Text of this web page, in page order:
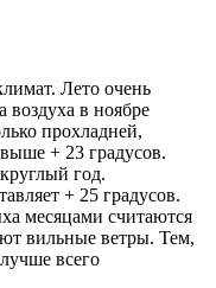
Лето очень
воздуха в ноябре
прохладней,
+ 23 градусов.
год.
+ 25 градусов.
месяцами считаются
вильные ветры. Тем,
всего